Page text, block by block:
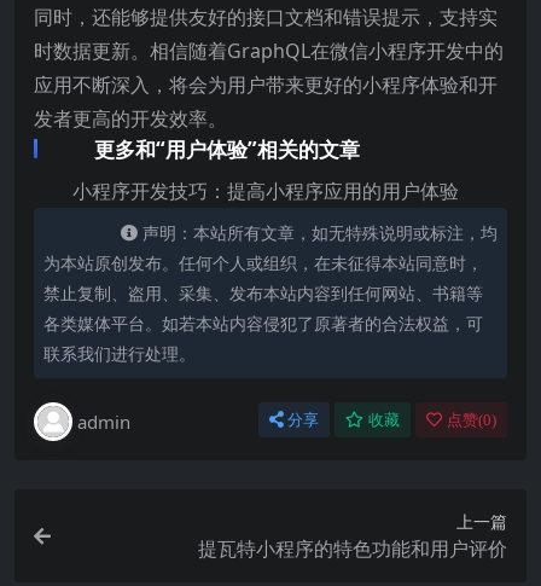
同时，还能够提供友好的接口文档和错误提示，支持实
时数据更新。相信随着GraphQL在微信小程序开发中的
应用不断深入，将会为用户带来更好的小程序体验和开
发者更高的开发效率。
更多和“用户体验”相关的文章
小程序开发技巧：提高小程序应用的用户体验
声明：本站所有文章，如无特殊说明或标注，均
为本站原创发布。任何个人或组织，在未征得本站同意时，
禁止复制、盗用、采集、发布本站内容到任何网站、书籍等
各类媒体平台。如若本站内容侵犯了原著者的合法权益，可
联系我们进行处理。
admin 分享 收藏 点赞(0)
上一篇
提瓦特小程序的特色功能和用户评价